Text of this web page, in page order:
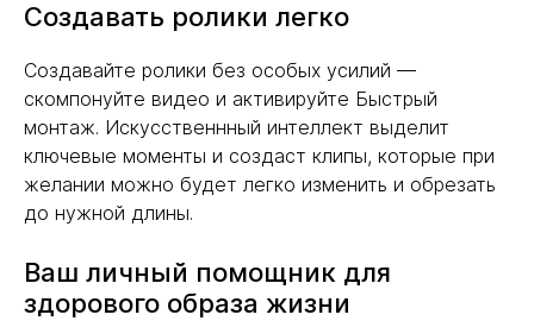
Создавать ролики легко
Создавайте ролики без особых усилий —
скомпонуйте видео и активируйте Быстрый
монтаж. Искусственнный интеллект выделит
ключевые моменты и создаст клипы, которые при
желании можно будет легко изменить и обрезать
до нужной длины.
Ваш личный помощник для
здорового образа жизни